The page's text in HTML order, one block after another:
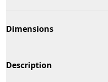
Dimensions
Description